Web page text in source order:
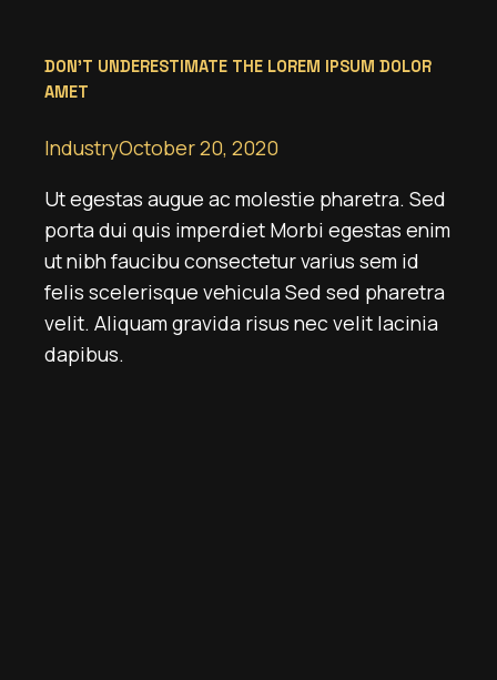
DON’T UNDERESTIMATE THE LOREM IPSUM DOLOR
AMET
IndustryOctober 20, 2020
Ut egestas augue ac molestie pharetra. Sed
porta dui quis imperdiet Morbi egestas enim
ut nibh faucibu consectetur varius sem id
felis scelerisque vehicula Sed sed pharetra
velit. Aliquam gravida risus nec velit lacinia
dapibus.